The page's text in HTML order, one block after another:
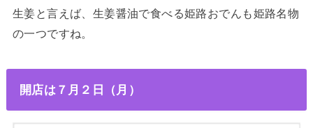
生姜と言えば、生姜醤油で食べる姫路おでんも姫路名物
の一つですね。
開店は７月２日（月）